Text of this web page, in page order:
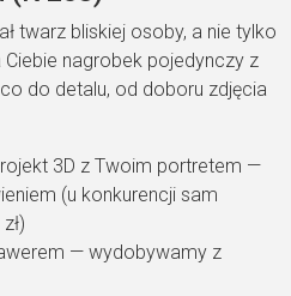
twarz bliskiej osoby, a nie tylko
nagrobek pojedynczy z
do detalu, od doboru zdjęcia
3D z Twoim portretem —
(u konkurencji sam
— wydobywamy z